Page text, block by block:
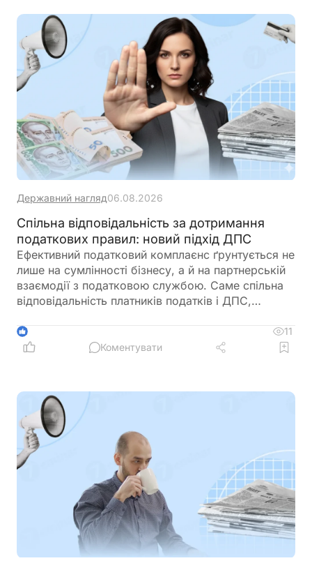
Державний нагляд06.08.2026
Спільна відповідальність за дотримання
податкових правил: новий підхід ДПС
Ефективний податковий комплаєнс ґрунтується не
лише на сумлінності бізнесу, а й на партнерській
взаємодії з податковою службою. Саме спільна
відповідальність платників податків і ДПС,
підтримка допомагають мінімізувати податкові
ризики та запобігати порушенням ще до їх
1
11
Коментувати